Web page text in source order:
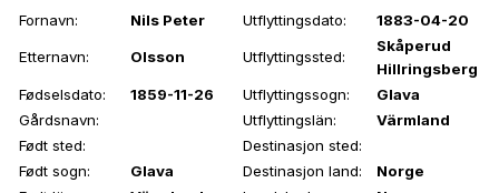
Fornavn: Nils Peter Utflyttingsdato: 1883-04-20
Etternavn: Olsson Utflyttingssted:
Skåperud
Hillringsberg
Fødselsdato:
1859-11-26 Utflyttingssogn:
Glava
Gårdsnavn:
Utflyttingslän:
Värmland
Født sted:
Destinasjon sted:
Født sogn:
Glava Destinasjon land:
Norge